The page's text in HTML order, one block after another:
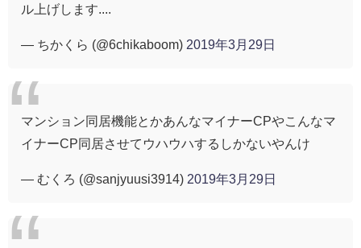
ル上げします....
— ちかくら (@6chikaboom) 2019年3月29日
マンション同居機能とかあんなマイナーCPやこんなマ
イナーCP同居させてウハウハするしかないやんけ
— むくろ (@sanjyuusi3914) 2019年3月29日